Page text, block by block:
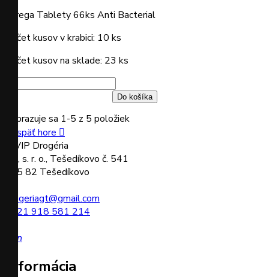
Corega Tablety 66ks Anti Bacterial
Počet kusov v krabici: 10 ks
Počet kusov na sklade: 23 ks
Do košíka
Zobrazuje sa 1-5 z 5 položiek
Naspäť hore 
GT, s. r. o., Tešedíkovo č. 541
925 82 Tešedíkovo
drogeriagt@gmail.com
+421 918 581 214
icon
Informácia